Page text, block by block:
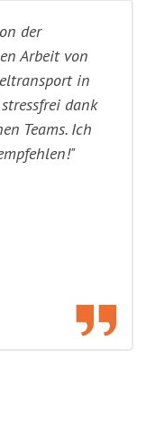
der
Arbeit von
in
dank
Teams. Ich